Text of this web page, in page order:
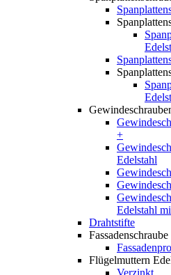
+
Edelstahl
Edelstahl
Drahtstifte
Fassadenschraube
Flügelmuttern
Verzinkt